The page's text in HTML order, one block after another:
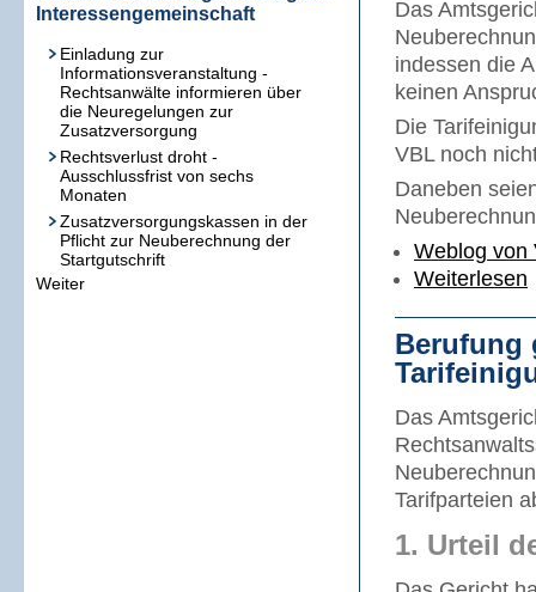
Interessengemeinschaft
Einladung zur
Informationsveranstaltung -
Rechtsanwälte informieren über
die Neuregelungen zur
Zusatzversorgung
Rechtsverlust droht -
Ausschlussfrist von sechs
Monaten
Zusatzversorgungskassen in der
Pflicht zur Neuberechnung der
Startgutschrift
Weiter
Das
indessen die
keinen
Die
VBL noch
Daneben
Weblog von
Weiterlesen
Berufung
Das
Tarifparteien
1. Urteil